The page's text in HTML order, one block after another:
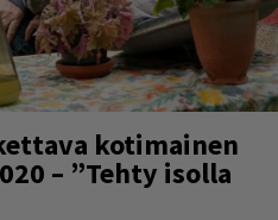
kotimainen
– ”Tehty isolla